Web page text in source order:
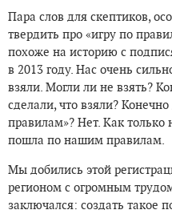
Пара слов для скептиков,
твердить про «игру по
похоже на историю с
в 2013 году. Нас очень
взяли. Могли ли не взять?
сделали, что взяли?
правилам»? Нет. Как только
пошла по нашим правилам.
Мы добились этой
регионом с огромным
заключался: создать такое